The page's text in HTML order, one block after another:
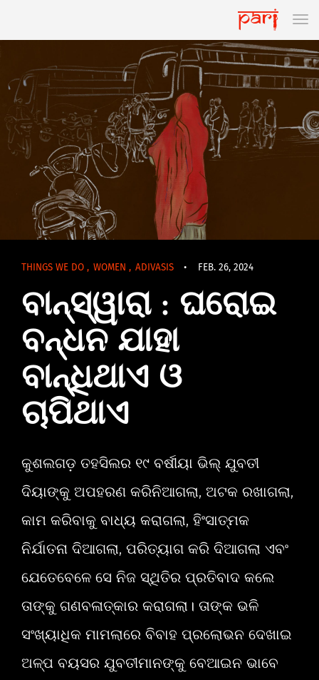
THINGS WE DO , WOMEN , ADIVASIS • FEB. 26, 2024
ବାନ୍‌ସ୍ୱାରା : ଘରୋଇ
ବନ୍ଧନ ଯାହା
ବାନ୍ଧିଥାଏ ଓ
ଚାପିଥାଏ
କୁଶଲଗଡ଼ ତହସିଲର ୧୯ ବର୍ଷୀୟା ଭିଲ୍‌ ଯୁବତୀ
ଦିୟାଙ୍କୁ ଅପହରଣ କରିନିଆଗଲା, ଅଟକ ରଖାଗଲା,
କାମ କରିବାକୁ ବାଧ୍ୟ କରାଗଲା, ହିଂସାତ୍ମକ
ନିର୍ଯାତନା ଦିଆଗଲା, ପରିତ୍ୟାଗ କରି ଦିଆଗଲା ଏବଂ
ଯେତେବେଳେ ସେ ନିଜ ସ୍ଥିତିର ପ୍ରତିବାଦ କଲେ
ତାଙ୍କୁ ଗଣବଳାତ୍କାର କରାଗଲା। ତାଙ୍କ ଭଳି
ସଂଖ୍ୟାଧିକ ମାମଲାରେ ବିବାହ ପ୍ରଲୋଭନ ଦେଖାଇ
ଅଳ୍ପ ବୟସର ଯୁବତୀମାନଙ୍କୁ ବେଆଇନ ଭାବେ